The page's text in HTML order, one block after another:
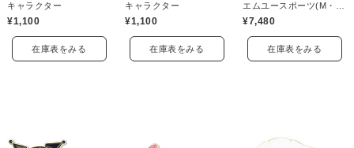
キャラクター
¥1,100
在庫表をみる
キャラクター
¥1,100
在庫表をみる
¥7,480
在庫表をみる